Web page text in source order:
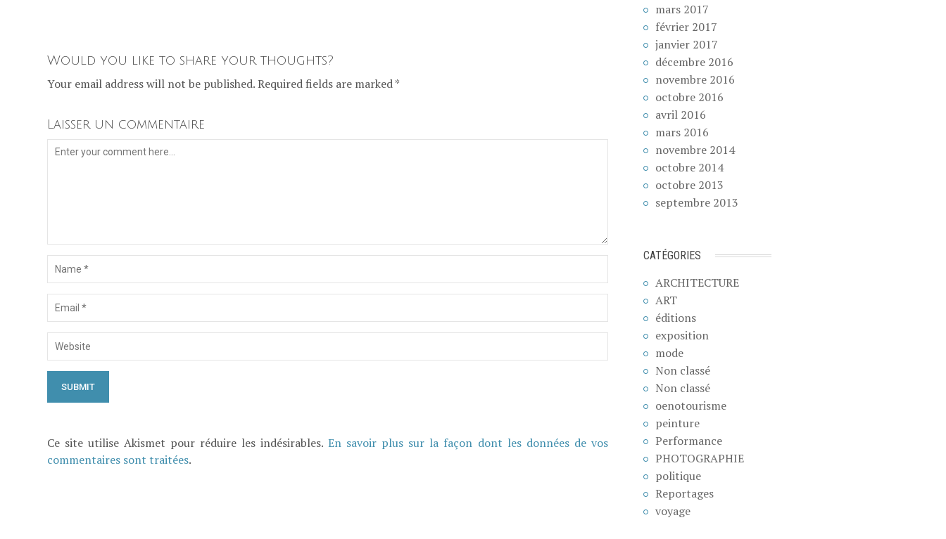
Would you like to share your thoughts?
Your email address will not be published. Required fields are marked *
Laisser un commentaire
Ce site utilise Akismet pour réduire les indésirables.En savoir plus sur la façon dont les données de vos
commentaires sont traitées.
mars 2017
février 2017
janvier 2017
décembre 2016
novembre 2016
octobre 2016
avril 2016
mars 2016
novembre 2014
octobre 2014
octobre 2013
septembre 2013
CATÉGORIES
ARCHITECTURE
ART
éditions
exposition
mode
Non classé
Non classé
oenotourisme
peinture
Performance
PHOTOGRAPHIE
politique
Reportages
voyage